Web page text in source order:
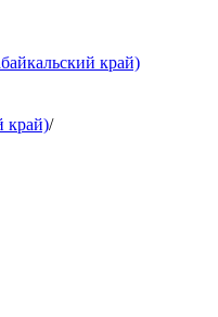
край)
край)/